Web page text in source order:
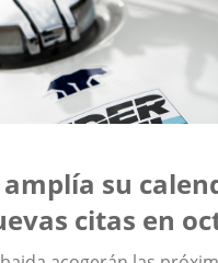
amplía su
citas en